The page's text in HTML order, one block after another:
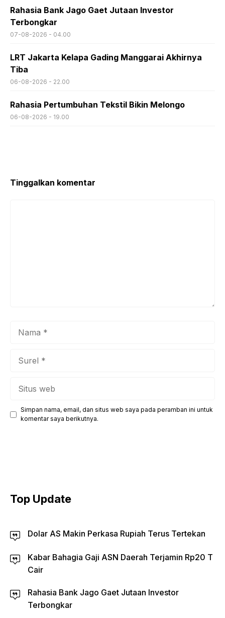
Rahasia Bank Jago Gaet Jutaan Investor
Terbongkar
07-08-2026 - 04.00
LRT Jakarta Kelapa Gading Manggarai Akhirnya
Tiba
06-08-2026 - 22.00
Rahasia Pertumbuhan Tekstil Bikin Melongo
06-08-2026 - 19.00
Tinggalkan komentar
Simpan nama, email, dan situs web saya pada peramban ini untuk
komentar saya berikutnya.
Top Update
Dolar AS Makin Perkasa Rupiah Terus Tertekan
Kabar Bahagia Gaji ASN Daerah Terjamin Rp20 T
Cair
Rahasia Bank Jago Gaet Jutaan Investor
Terbongkar